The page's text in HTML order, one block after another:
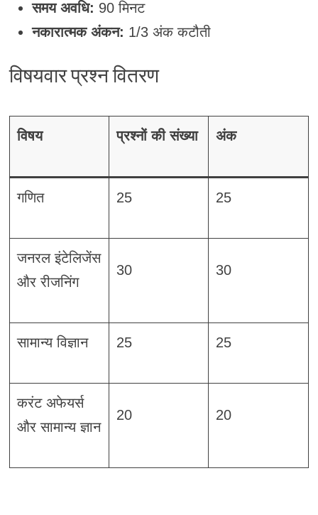
समय अवधि: 90 मिनट
नकारात्मक अंकन: 1/3 अंक कटौती
विषयवार प्रश्न वितरण
विषय प्रश्नों की संख्या अंक
गणित 25 25
जनरल इंटेलिजेंस
और रीजनिंग
30 30
सामान्य विज्ञान 25 25
करंट अफेयर्स
और सामान्य ज्ञान
20 20